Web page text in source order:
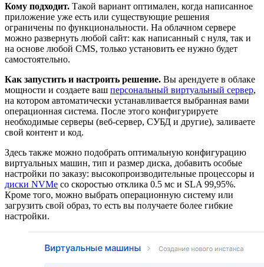
Кому подходит. Такой вариант оптимален, когда написанное
приложение уже есть или существующие решения
ограничены по функциональности. На облачном сервере
можно развернуть любой сайт: как написанный с нуля, так и
на основе любой CMS, только установить ее нужно будет
самостоятельно.
Как запустить и настроить решение. Вы арендуете в облаке
мощности и создаете ваш персональный виртуальный сервер,
на котором автоматически устанавливается выбранная вами
операционная система. После этого конфигурируете
необходимые серверы (веб-сервер, СУБД и другие), заливаете
свой контент и код.
Здесь также можно подобрать оптимальную конфигурацию
виртуальных машин, тип и размер диска, добавить особые
настройки по заказу: высокопроизводительные процессоры и
диски NVMe со скоростью отклика 0.5 мс и SLA 99,95%.
Кроме того, можно выбрать операционную систему или
загрузить свой образ, то есть вы получаете более гибкие
настройки.